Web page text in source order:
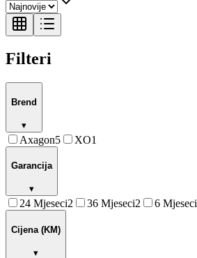
Filteri
Brend
▾
Axagon5 XO1
Garancija
▾
24 Mjeseci2 36 Mjeseci2 6 Mjeseci
Cijena (KM)
▾